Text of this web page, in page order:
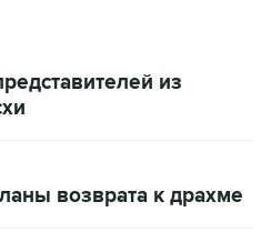
из
возврата к драхме